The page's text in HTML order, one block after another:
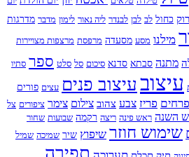
כחול לב לבן לבנדר ליה נאור לימון מדבר מדרגות
מילנו מסע מסעדה מרפסת מרצפות מצויירות
מתנה סבתא סדנא סיכום סל סלט ספר סתיו
עיצובעיצוב פנים עצים פורים
פריז צבע צהוב צילום צימר ציפורים צל
השנה ראש פינה ריצה רקמה שבועות שחור
שימוש חוזר שיפוץ שיר שמיכה שמיל